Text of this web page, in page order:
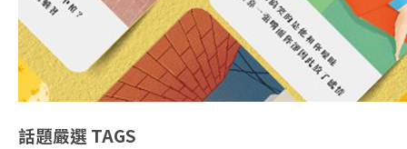
話題嚴選 TAGS